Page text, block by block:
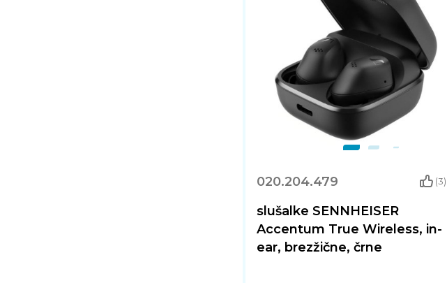
020.204.479 (3)
slušalke SENNHEISER
Accentum True Wireless, in-
ear, brezžične, črne